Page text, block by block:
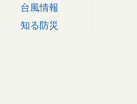
台風情報
知る防災